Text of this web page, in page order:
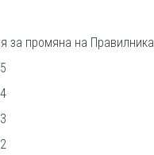
за промяна на Правилника